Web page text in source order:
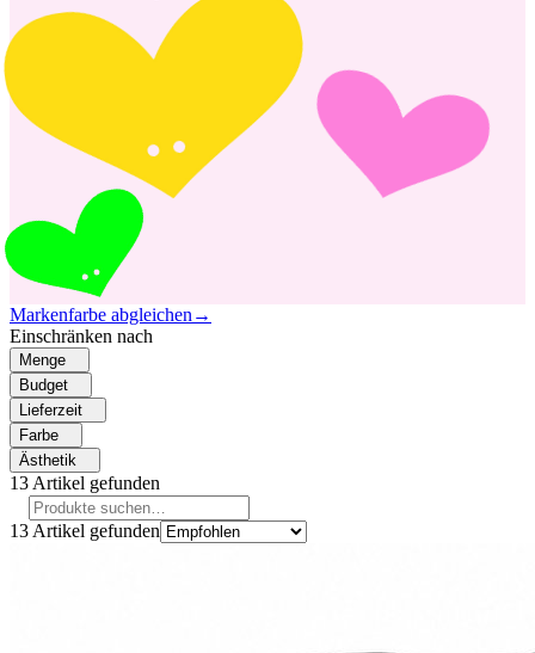
Markenfarbe abgleichen →
Einschränken nach
Menge
Budget
Lieferzeit
Farbe
Ästhetik
13 Artikel gefunden
13 Artikel gefunden